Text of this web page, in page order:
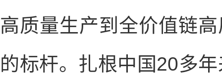
高质量生产到全价值链
的标杆。扎根中国20多